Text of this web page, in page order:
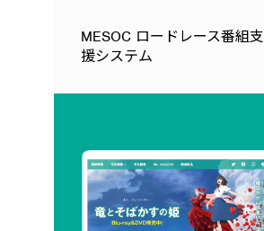
MESOC ロードレース番組支
援システム